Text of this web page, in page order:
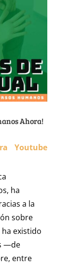
Ahora!
Youtube
ha
a la
sobre
existido
—de
entre